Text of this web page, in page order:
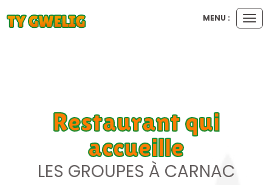
le
MENU :
Restaurant qui
accueille
LES GROUPES À CARNAC